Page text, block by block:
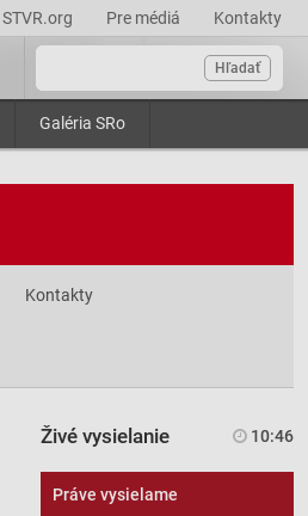
STVR.org Pre médiá Kontakty
Hľadať
Galéria SRo
Kontakty
Živé vysielanie 10:46
Práve vysielame